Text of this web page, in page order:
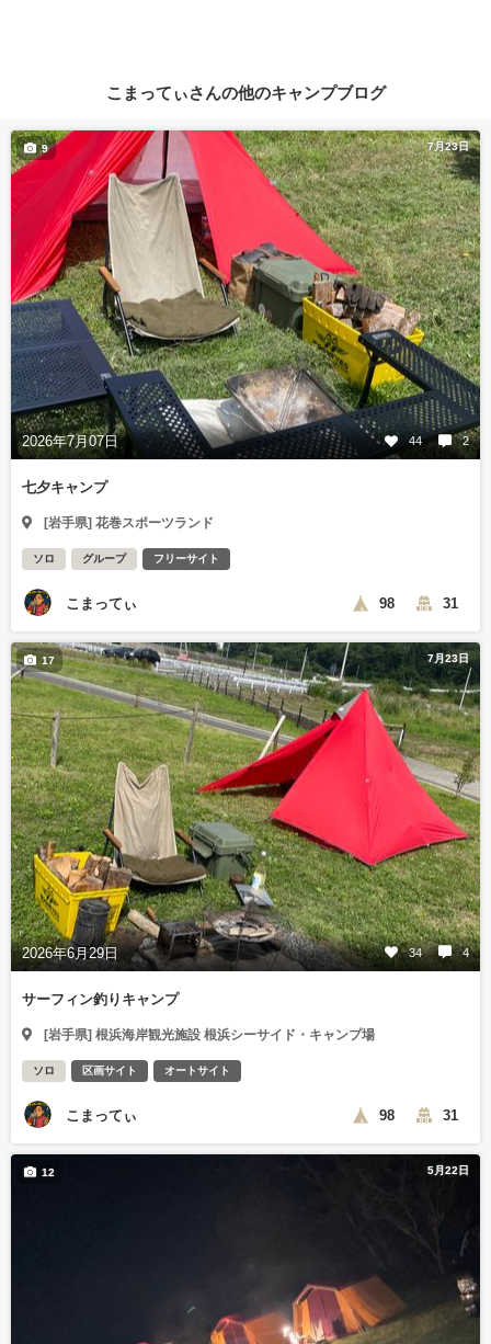
こまってぃさんの他のキャンプブログ
7月23日
2026年7月07日 44 2
9
七夕キャンプ
[岩手県] 花巻スポーツランド
ソロ グループ フリーサイト
こまってぃ 98 31
7月23日
2026年6月29日 34 4
17
サーフィン釣りキャンプ
[岩手県] 根浜海岸観光施設 根浜シーサイド・キャンプ場
ソロ 区画サイト オートサイト
こまってぃ 98 31
5月22日
12